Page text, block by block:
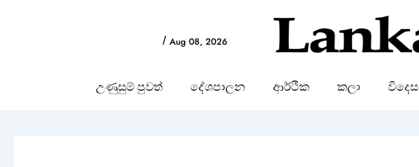
/ Aug 08, 2026
උණුසුම් පුවත් දේශපාලන ආර්ථික කලා විදෙස